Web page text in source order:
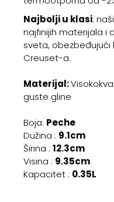
Najbolji u klasi:
najfinijih materijala i
sveta, obezbeđujući
Creuset-a.
Materijal:
guste gline
Boja: Peche
Dužina : 9.1cm
Širina : 12.3cm
Visina : 9.35cm
Kapacitet : 0.35L